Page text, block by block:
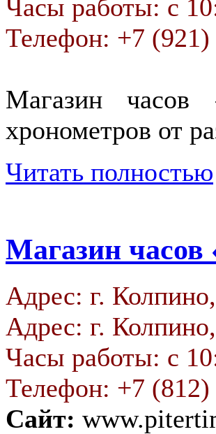
Часы работы: с
Телефон: +7
Магазин часов
хронометров от
Читать полностью
Магазин
Адрес: г.
Адрес: г.
Часы работы: с
Телефон: +7
Сайт: